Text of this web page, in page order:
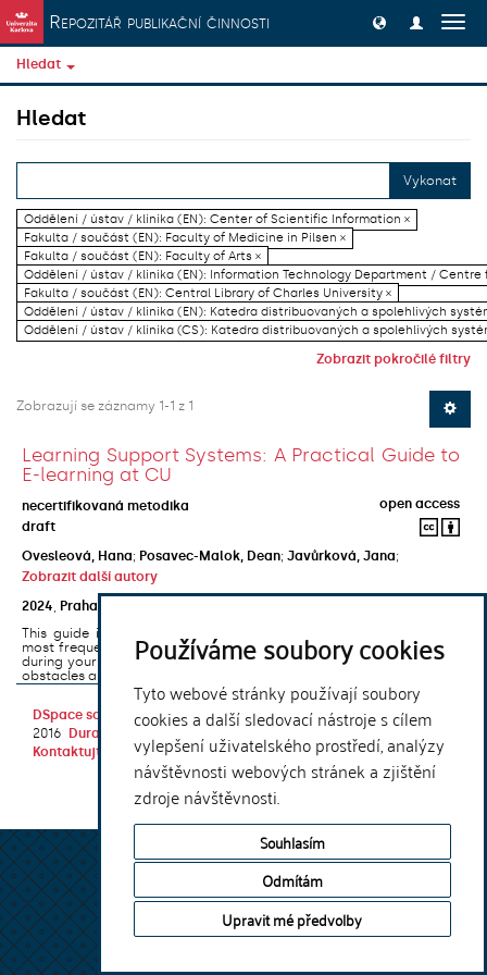
Používáme soubory cookies
Tyto webové stránky používají soubory
cookies a další sledovací nástroje s cílem
vylepšení uživatelského prostředí, analýzy
návštěvnosti webových stránek a zjištění
zdroje návštěvnosti.
Souhlasím
Odmítám
Upravit mé předvolby
Přeskočit na obsah
Repozitář publikační činnosti
Hledat
Hledat
Vykonat
Oddělení / ústav / klinika (EN): Center of Scientific Information ×
Fakulta / součást (EN): Faculty of Medicine in Pilsen ×
Fakulta / součást (EN): Faculty of Arts ×
Oddělení / ústav / klinika (EN): Information Technology Department / Centre
Fakulta / součást (EN): Central Library of Charles University ×
Oddělení / ústav / klinika (EN): Katedra distribuovaných a spolehlivých
Oddělení / ústav / klinika (CS): Katedra distribuovaných a spolehlivých
Zobrazit pokročilé filtry
Zobrazují se záznamy 1-1 z 1
Learning Support Systems: A Practical Guide to
E-learning at CU
necertifikovaná metodika
open access
draft
Ovesleová, Hana; Posavec-Malok, Dean; Javůrková, Jana;
Zobrazit další autory
2024
Praha
This guide introduces the e-learning support tools that are used
most frequently at Charles University and that you may encounter
during your studies. It will also help you to avoid the most common
obstacles associated ...
DSpace softwarecopyright © 2002-
2016
DuraSpace
Kontaktujte nás |Vyjádření názoru
Theme by